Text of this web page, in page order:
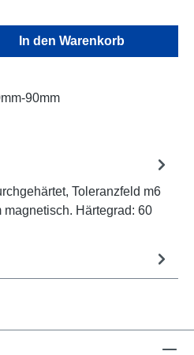
nicht verfügbar.)
ist zurzeit nicht verfügbar.)
den gewünschten
In den Warenkorb
90mm
Toleranzfeld m6
Härtegrad: 60